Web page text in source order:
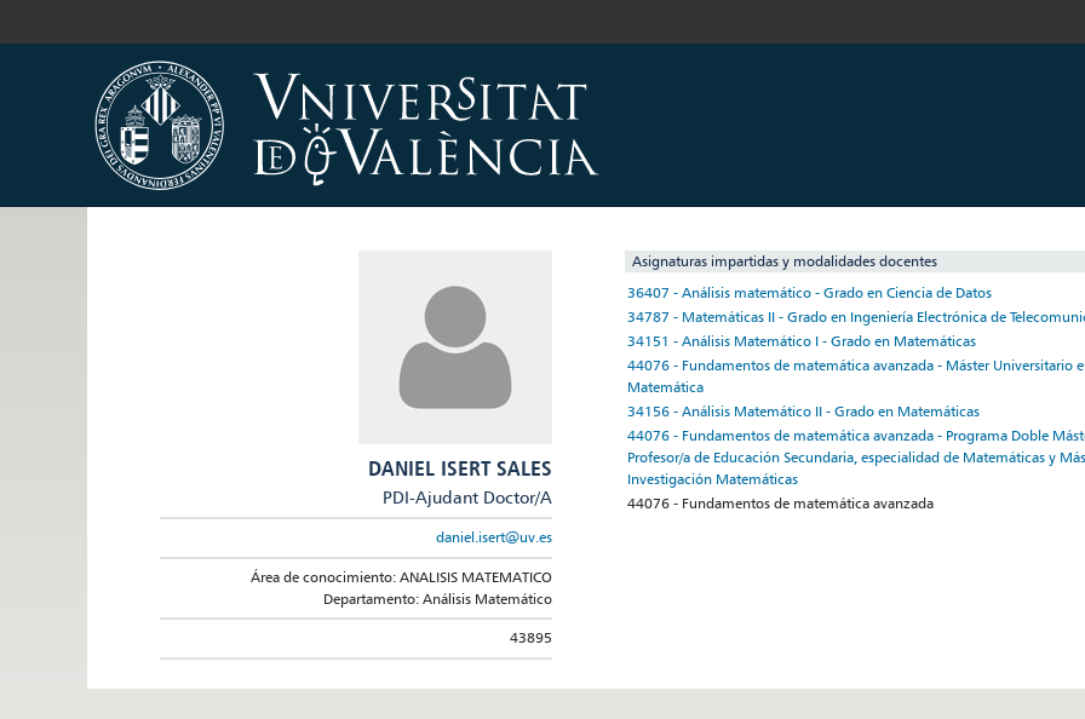
DANIEL ISERT SALES
PDI-Ajudant Doctor/A
daniel.isert@uv.es
Área de conocimiento: ANALISIS MATEMATICO
Departamento: Análisis Matemático
43895
Asignaturas impartidas y modalidades docentes
36407 - Análisis matemático - Grado en Ciencia de Datos
34787 - Matemáticas II - Grado en Ingeniería Electrónica de
34151 - Análisis Matemático I - Grado en Matemáticas
44076 - Fundamentos de matemática avanzada - Máster Universitario
Matemática
34156 - Análisis Matemático II - Grado en Matemáticas
44076 - Fundamentos de matemática avanzada - Programa Doble
Profesor/a de Educación Secundaria, especialidad de Matemáticas y
Investigación Matemáticas
44076 - Fundamentos de matemática avanzada